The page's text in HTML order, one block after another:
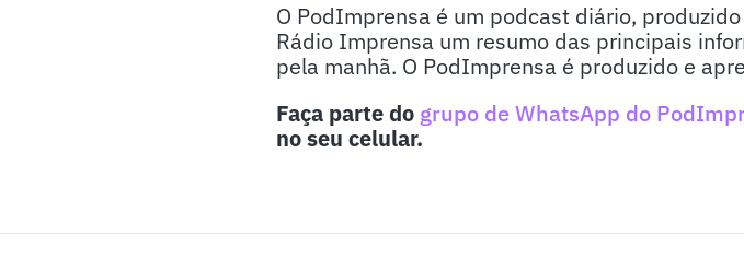
O PodImprensa é um podcast diário,
Rádio Imprensa um resumo das principais
pela manhã. O PodImprensa é produzido e
Faça parte do grupo de WhatsApp do
no seu celular.